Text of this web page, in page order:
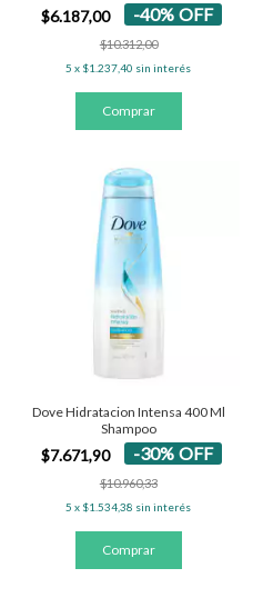
$6.187,00 -40%OFF
$10.312,00
5 x $1.237,40 sin interés
Dove Hidratacion Intensa 400 Ml
Shampoo
$7.671,90 -30%OFF
$10.960,33
5 x $1.534,38 sin interés